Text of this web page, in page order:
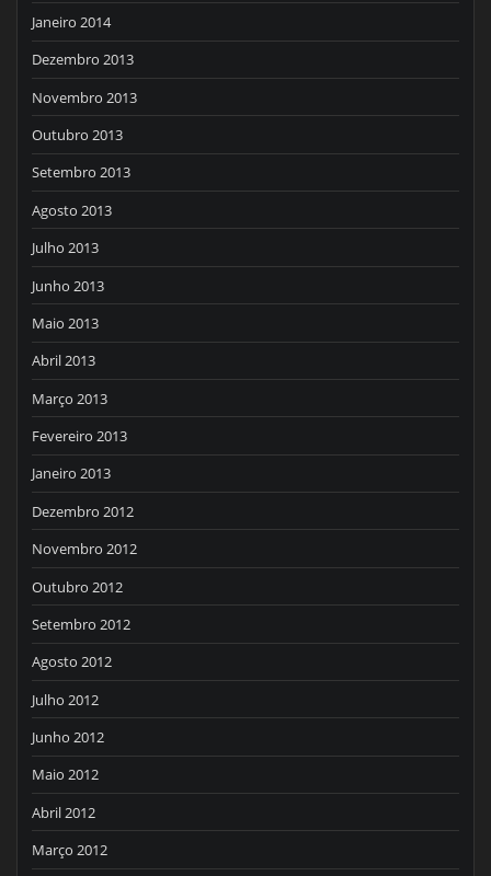
Janeiro 2014
Dezembro 2013
Novembro 2013
Outubro 2013
Setembro 2013
Agosto 2013
Julho 2013
Junho 2013
Maio 2013
Abril 2013
Março 2013
Fevereiro 2013
Janeiro 2013
Dezembro 2012
Novembro 2012
Outubro 2012
Setembro 2012
Agosto 2012
Julho 2012
Junho 2012
Maio 2012
Abril 2012
Março 2012